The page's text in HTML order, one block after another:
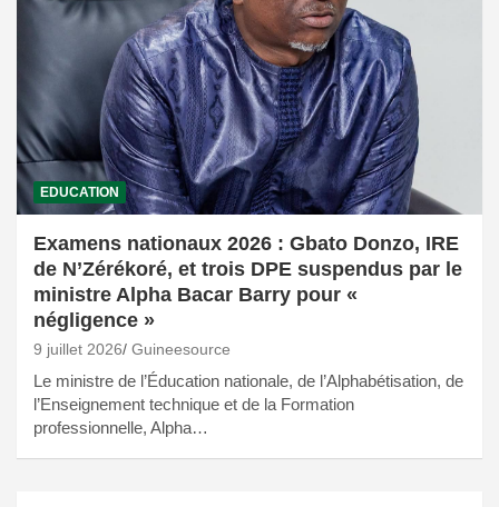
EDUCATION
Examens nationaux 2026 : Gbato Donzo, IRE
de N’Zérékoré, et trois DPE suspendus par le
ministre Alpha Bacar Barry pour «
négligence »
9 juillet 2026 Guineesource
Le ministre de l’Éducation nationale, de l’Alphabétisation, de
l’Enseignement technique et de la Formation
professionnelle, Alpha…